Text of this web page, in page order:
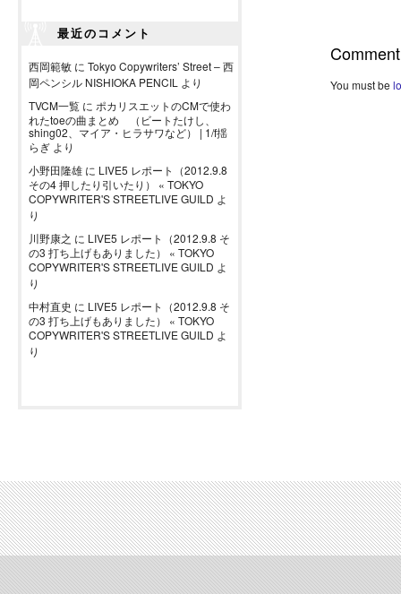
最近のコメント
西岡範敏 に Tokyo Copywriters’ Street – 西
岡ペンシル NISHIOKA PENCIL より
TVCM一覧 に ポカリスエットのCMで使わ
れたtoeの曲まとめ （ビートたけし、
shing02、マイア・ヒラサワなど） | 1/f揺
らぎ より
小野田隆雄 に LIVE5 レポート（2012.9.8
その4 押したり引いたり） « TOKYO
COPYWRITER'S STREETLIVE GUILD よ
り
川野康之 に LIVE5 レポート（2012.9.8 そ
の3 打ち上げもありました） « TOKYO
COPYWRITER'S STREETLIVE GUILD よ
り
中村直史 に LIVE5 レポート（2012.9.8 そ
の3 打ち上げもありました） « TOKYO
COPYWRITER'S STREETLIVE GUILD よ
り
Comment
You must be